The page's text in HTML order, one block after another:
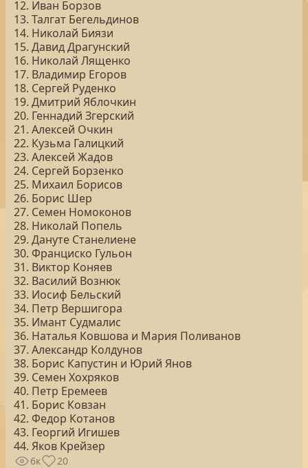
12. Иван Борзов
13. Талгат Бегельдинов
14. Николай Биязи
15. Давид Драгунский
16. Николай Лященко
17. Владимир Егоров
18. Сергей Руденко
19. Дмитрий Яблочкин
20. Геннадий Згерский
21. Алексей Очкин
22. Кузьма Галицкий
23. Алексей Жадов
24. Сергей Борзенко
25. Михаил Борисов
26. Борис Шер
27. Семен Номоконов
28. Николай Попель
29. Дануте Станелиене
30. Франциско Гульон
31. Виктор Коняев
32. Василий Вознюк
33. Иосиф Бельский
34. Петр Вершигора
35. Имант Судмалис
36. Наталья Ковшова и Мария Поливанов
37. Александр Колдунов
38. Борис Капустин и Юрий Янов
39. Семен Хохряков
40. Петр Еремеев
41. Борис Ковзан
42. Федор Котанов
43. Георгий Игишев
44. Яков Крейзер
6к 20